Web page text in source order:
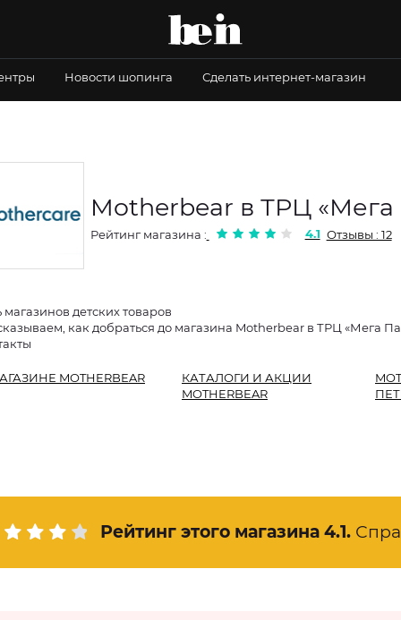
Новости шопинга Сделать интернет-магазин
Motherbear в ТРЦ «Мега
Рейтинг магазина : 4.1 Отзывы : 12
магазинов детских товаров
как добраться до магазина Motherbear в ТРЦ «Мега
MOTHERBEAR
КАТАЛОГИ И АКЦИИ
MOTHERBEAR
Рейтинг этого магазина 4.1.